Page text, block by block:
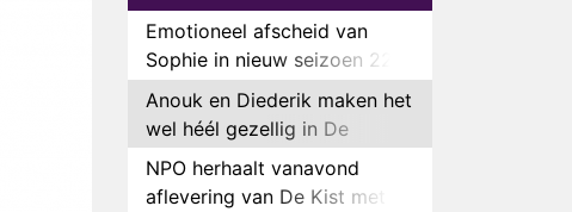
Emotioneel afscheid van
Sophie in nieuw seizoen 22
Kids and Counting
Anouk en Diederik maken het
wel héél gezellig in De
Bondgenoten
NPO herhaalt vanavond
aflevering van De Kist met